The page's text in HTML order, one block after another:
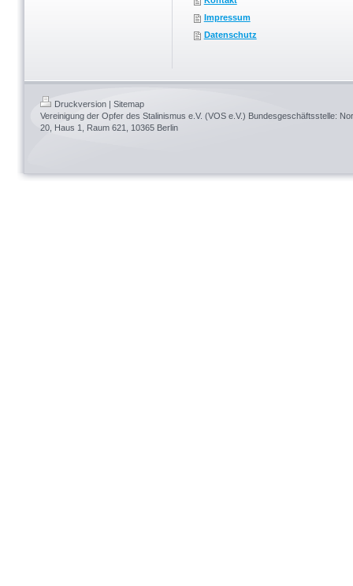
Impressum
Datenschutz
Druckversion | Sitemap
Vereinigung der Opfer des Stalinismus e.V. (VOS e.V.) Bundesgeschäftsstelle:
20, Haus 1, Raum 621, 10365 Berlin